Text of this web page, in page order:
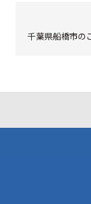
千葉県船橋市の